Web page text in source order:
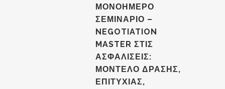
ΜΟΝΟΗΜΕΡΟ
ΣΕΜΙΝΑΡΙΟ –
NEGOTIATION
MASTER ΣΤΙΣ
ΑΣΦΑΛΙΣΕΙΣ:
ΜΟΝΤΕΛΟ ΔΡΑΣΗΣ,
ΕΠΙΤΥΧΙΑΣ,